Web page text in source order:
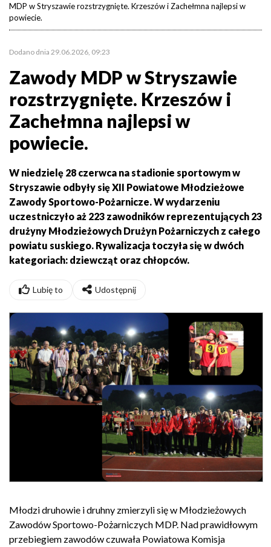
MDP w Stryszawie rozstrzygnięte. Krzeszów i Zachełmna najlepsi w
powiecie.
Dodano dnia 29.06.2026, 09:23
Zawody MDP w Stryszawie
rozstrzygnięte. Krzeszów i
Zachełmna najlepsi w
powiecie.
W niedzielę 28 czerwca na stadionie sportowym w
Stryszawie odbyły się XII Powiatowe Młodzieżowe
Zawody Sportowo-Pożarnicze. W wydarzeniu
uczestniczyło aż 223 zawodników reprezentujących 23
drużyny Młodzieżowych Drużyn Pożarniczych z całego
powiatu suskiego. Rywalizacja toczyła się w dwóch
kategoriach: dziewcząt oraz chłopców.
Lubię to Udostępnij
Młodzi druhowie i druhny zmierzyli się w Młodzieżowych
Zawodów Sportowo-Pożarniczych MDP. Nad prawidłowym
przebiegiem zawodów czuwała Powiatowa Komisja